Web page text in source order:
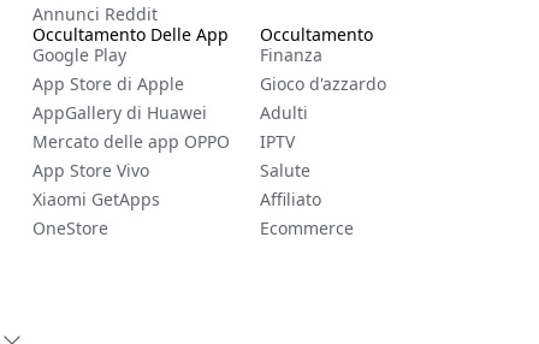
Annunci Reddit
Occultamento
Finanza
Gioco d'azzardo
Adulti
IPTV
Salute
Affiliato
Ecommerce
Occultamento Delle App
Google Play
App Store di Apple
AppGallery di Huawei
Mercato delle app OPPO
App Store Vivo
Xiaomi GetApps
OneStore